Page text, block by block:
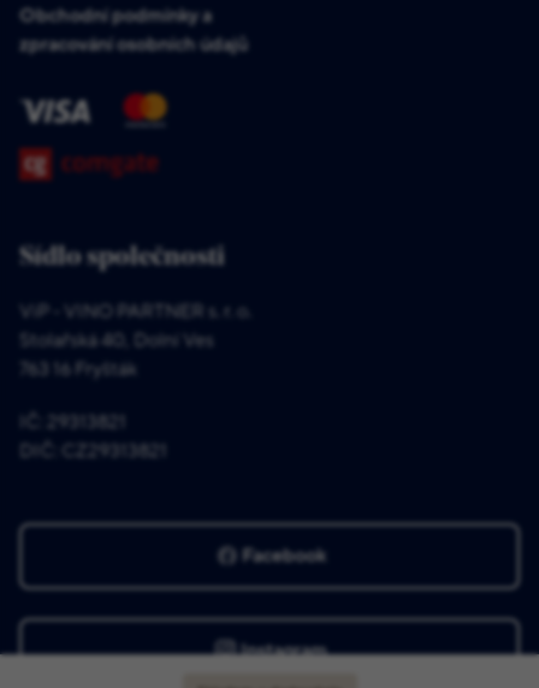
Obchodní podmínky a
zpracování osobních údajů
Sídlo společnosti
ViP - VINO PARTNER s. r. o.
Stolařská 40, Dolní Ves
763 16 Fryšták
IČ: 29313821
DIČ: CZ29313821
Facebook
Instagram